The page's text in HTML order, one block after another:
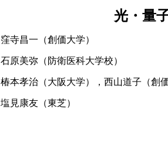
光・量
窪寺昌一（創価大学）
石原美弥（防衛医科大学校）
椿本孝治（大阪大学），西山道子（創
塩見康友（東芝）